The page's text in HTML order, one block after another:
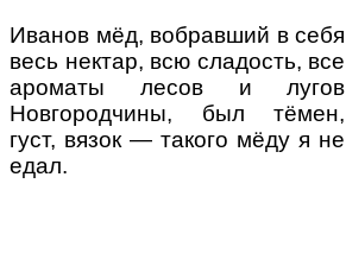
Иванов мёд, вобравший в себя
весь нектар, всю сладость, все
ароматы лесов и лугов
Новгородчины, был тёмен,
густ, вязок — такого мёду я не
едал.